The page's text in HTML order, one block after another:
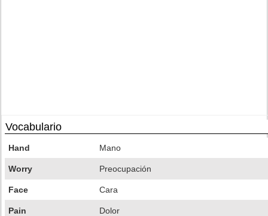
Vocabulario
Hand Mano
Worry Preocupación
Face Cara
Pain Dolor